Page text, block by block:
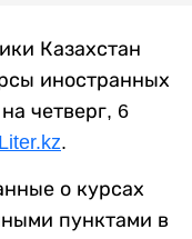
Казахстан
иностранных
четверг, 6
Liter.kz.
о курсах
пунктами в